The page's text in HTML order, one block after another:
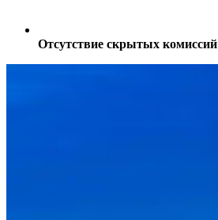
Отсутствие скрытых комиссий